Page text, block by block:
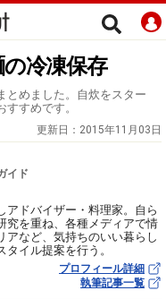
冷凍保存
とめました。自炊をスター
すめです。
更新日： 2015年11月03日
イド
アドバイザー・料理家。自ら
究を重ね、各種メディアで情
アなど、気持ちのいい暮らし
イル提案を行う。
プロフィール詳細
執筆記事一覧